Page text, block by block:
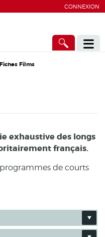
CONNEXION
Fiches Films
exhaustive des longs
français.
de courts